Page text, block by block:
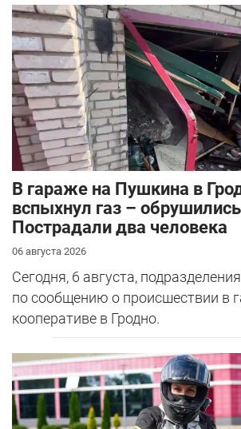
В гараже на Пушкина в
вспыхнул газ –
Пострадали два человека
06 августа 2026
Сегодня, 6 августа,
по сообщению о происшествии в
кооперативе в Гродно.